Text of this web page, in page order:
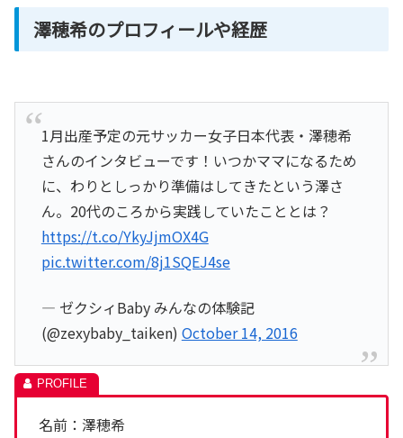
澤穂希のプロフィールや経歴
1月出産予定の元サッカー女子日本代表・澤穂希
さんのインタビューです！いつかママになるため
に、わりとしっかり準備はしてきたという澤さ
ん。20代のころから実践していたこととは？
https://t.co/YkyJjmOX4G
pic.twitter.com/8j1SQEJ4se
— ゼクシィBaby みんなの体験記
(@zexybaby_taiken) October 14, 2016
名前：澤穂希